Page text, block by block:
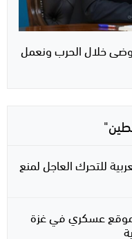
خلال الحرب ونعمل
للتحرك العاجل لمنع
موقع عسكري في غزة